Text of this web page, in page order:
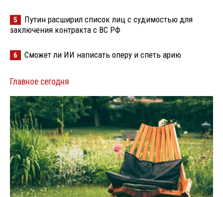
5
Путин расширил список лиц с судимостью для
заключения контракта с ВС РФ
6 Сможет ли ИИ написать оперу и спеть арию
Главное сегодня